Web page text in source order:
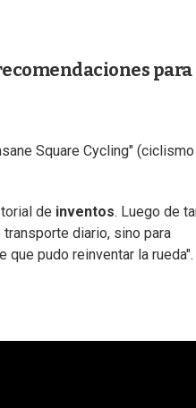
para
Square Cycling" (ciclismo
de inventos. Luego de
diario, sino para
pudo reinventar la rueda".